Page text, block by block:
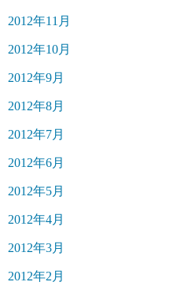
2012年11月
2012年10月
2012年9月
2012年8月
2012年7月
2012年6月
2012年5月
2012年4月
2012年3月
2012年2月